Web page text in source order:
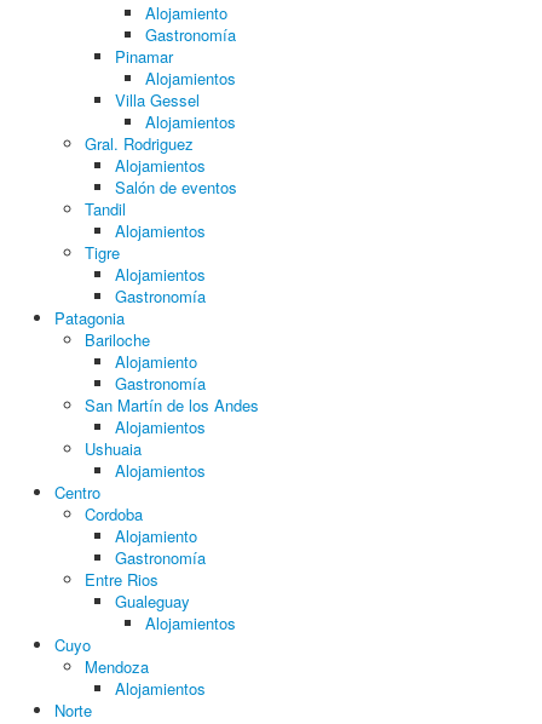
Alojamiento
Gastronomía
Pinamar
Alojamientos
Villa Gessel
Alojamientos
Gral. Rodriguez
Alojamientos
Salón de eventos
Tandil
Alojamientos
Tigre
Alojamientos
Gastronomía
Patagonia
Bariloche
Alojamiento
Gastronomía
San Martín de los Andes
Alojamientos
Ushuaia
Alojamientos
Centro
Cordoba
Alojamiento
Gastronomía
Entre Rios
Gualeguay
Alojamientos
Cuyo
Mendoza
Alojamientos
Norte